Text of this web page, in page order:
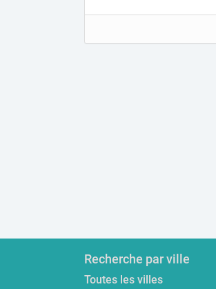
Recherche par ville
Toutes les villes